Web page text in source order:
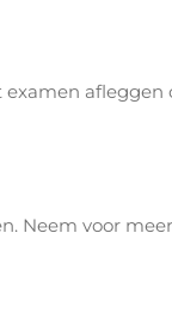
afleggen
Neem voor